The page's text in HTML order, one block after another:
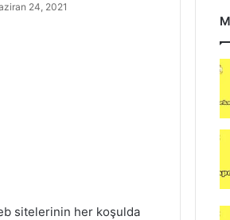
24, 2021
sitelerinin her koşulda